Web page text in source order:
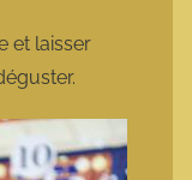
et laisser